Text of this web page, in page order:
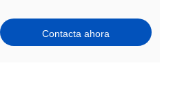
Contacta ahora